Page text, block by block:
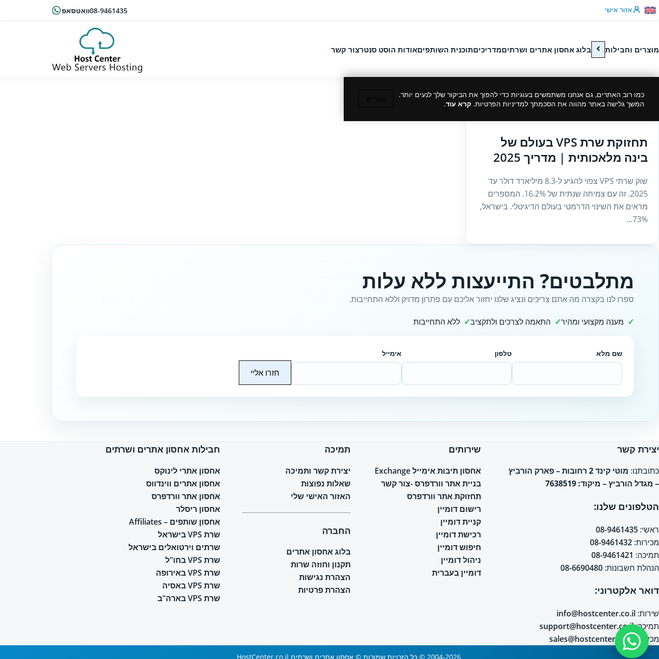
דלג לתוכן 08-9461435וואטסאפ אזור אישי
מוצרים וחבילות בלוג אחסון אתרים ושרתיםמדריכיםתוכנית השותפיםאודות הוסט סנטרצור קשר
כמו רוב האתרים, גם אנחנו משתמשים בעוגיות כדי להפוך את הביקור שלך לנעים יותר.
המשך גלישה באתר מהווה את הסכמתך למדיניות הפרטיות. קרא עוד.
תחזוקת שרת VPS בעולם של
בינה מלאכותית | מדריך 2025
שוק שרתי VPS צפוי להגיע ל-8.3 מיליארד דולר עד
2025. זה עם צמיחה שנתית של 16.2%. המספרים
מראים את השינוי הדרמטי בעולם הדיגיטלי. בישראל,
73%...
מתלבטים? התייעצות ללא עלות
ספרו לנו בקצרה מה אתם צריכים ונציג שלנו יחזור אליכם עם פתרון מדויק וללא התחייבות.
מענה מקצועי ומהיר התאמה לצרכים ולתקציב ללא התחייבות
שם מלא טלפון אימייל
חזרו אליי
יצירת קשר
כתובתנו:
מוטי קינד 2 רחובות – פארק הורביץ
– מגדל הורביץ – מיקוד: 7638519
הטלפונים שלנו:
ראשי: 08-9461435
מכירות: 08-9461432
תמיכה: 08-9461421
הנהלת חשבונות: 08-6690480
דואר אלקטרוני:
שירות: info@hostcenter.co.il
תמיכה:support@hostcenter.co.il
מכירות: sales@hostcenter.co.il
שירותים
אחסון תיבות אימייל Exchange
בניית אתר וורדפרס -צור קשר
תחזוקת אתר וורדפרס
רישום דומיין
קניית דומיין
רכישת דומיין
חיפוש דומיין
ניהול דומיין
דומיין בעברית
תמיכה
יצירת קשר ותמיכה
שאלות נפוצות
האזור האישי שלי
החברה
בלוג אחסון אתרים
תקנון וחוזה שרות
הצהרת נגישות
הצהרת פרטיות
חבילות אחסון אתרים ושרתים
אחסון אתרי לינוקס
אחסון אתרים ווינדווס
אחסון אתר וורדפרס
אחסון ריסלר
אחסון שותפים – Affiliates
שרת VPS בישראל
שרתים וירטואלים בישראל
שרת VPS בחו"ל
שרת VPS באירופה
שרת VPS באסיה
שרת VPS בארה"ב
2004-2026 © כל הזכויות שמורות © אחסון אתרים ושרתים HostCenter.co.il